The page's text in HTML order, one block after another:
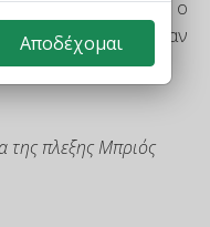
κομμάτι είναι ο
δημιουργείται όταν
της πλεξης Μπριός
Αποδέχομαι